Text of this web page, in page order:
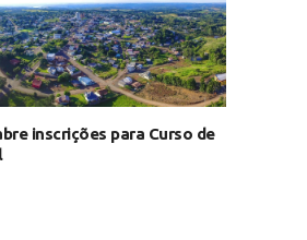
inscrições para Curso de